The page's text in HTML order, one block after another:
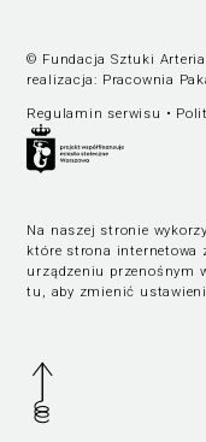
© Fundacja Sztuki Arteria
realizacja: Pracownia
Regulamin serwisu •
Na naszej stronie
które strona internetowa
urządzeniu przenośnym
tu, aby zmienić